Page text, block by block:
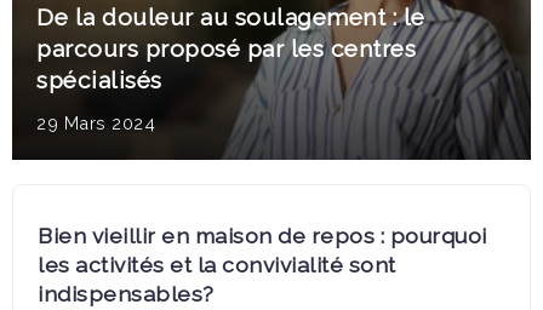
De la douleur au soulagement : le
parcours proposé par les centres
spécialisés
29 Mars 2024
Bien vieillir en maison de repos : pourquoi
les activités et la convivialité sont
indispensables?